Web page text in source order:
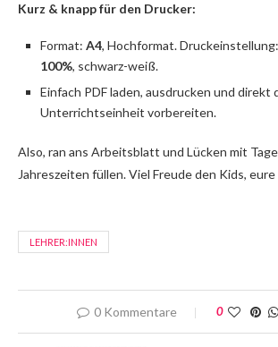
Kurz & knapp für den Drucker:
Format: A4, Hochformat. Druckeinstellung:
100%, schwarz-weiß.
Einfach PDF laden, ausdrucken und direkt
Unterrichtseinheit vorbereiten.
Also, ran ans Arbeitsblatt und Lücken mit
Jahreszeiten füllen. Viel Freude den Kids,
LEHRER:INNEN
0 Kommentare 0